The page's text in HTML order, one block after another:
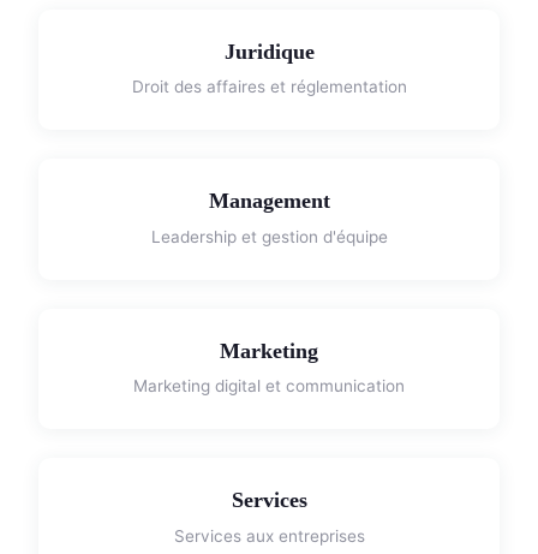
Juridique
Droit des affaires et réglementation
Management
Leadership et gestion d'équipe
Marketing
Marketing digital et communication
Services
Services aux entreprises